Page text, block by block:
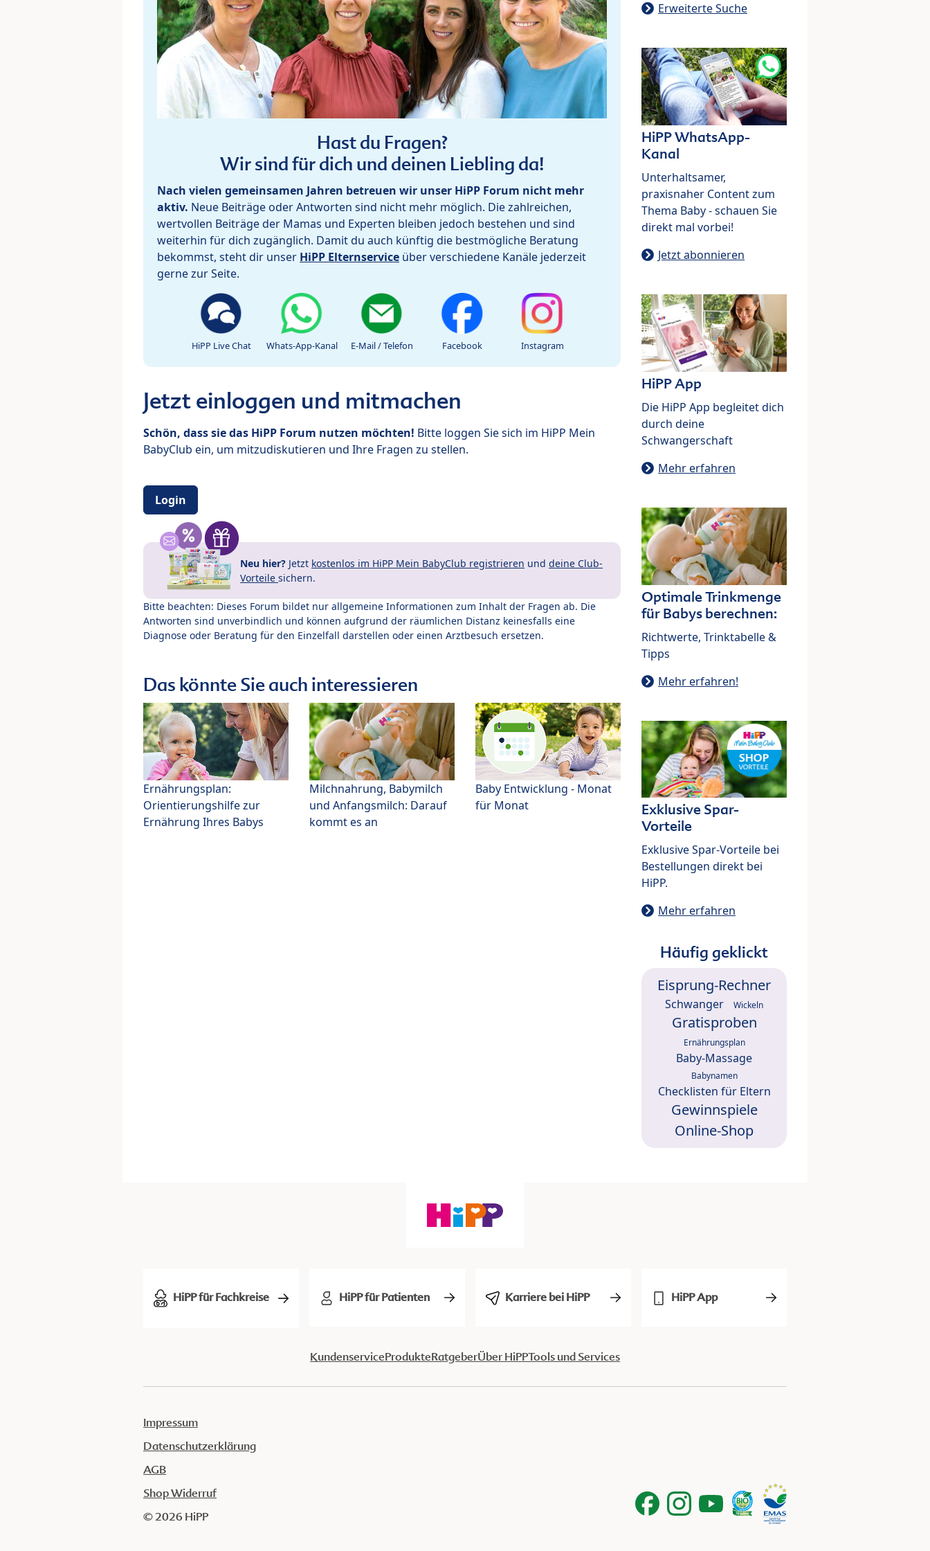
Hast du Fragen?
Wir sind für dich und deinen Liebling da!
Nach vielen gemeinsamen Jahren betreuen wir unser HiPP Forum nicht mehr
aktiv. Neue Beiträge oder Antworten sind nicht mehr möglich. Die zahlreichen,
wertvollen Beiträge der Mamas und Experten bleiben jedoch bestehen und sind
weiterhin für dich zugänglich. Damit du auch künftig die bestmögliche Beratung
bekommst, steht dir unser HiPP Elternservice über verschiedene Kanäle jederzeit
gerne zur Seite.
HiPP Live Chat Whats-App-Kanal E-Mail / Telefon Facebook Instagram
Jetzt einloggen und mitmachen
Schön, dass sie das HiPP Forum nutzen möchten! Bitte loggen Sie sich im HiPP Mein
BabyClub ein, um mitzudiskutieren und Ihre Fragen zu stellen.
Login
Neu hier? Jetzt kostenlos im HiPP Mein BabyClub registrieren und deine Club-
Vorteile sichern.
Bitte beachten: Dieses Forum bildet nur allgemeine Informationen zum Inhalt der Fragen ab. Die
Antworten sind unverbindlich und können aufgrund der räumlichen Distanz keinesfalls eine
Diagnose oder Beratung für den Einzelfall darstellen oder einen Arztbesuch ersetzen.
Das könnte Sie auch interessieren
Ernährungsplan:
Orientierungshilfe zur
Ernährung Ihres Babys
Milchnahrung, Babymilch
und Anfangsmilch: Darauf
kommt es an
Baby Entwicklung - Monat
für Monat
Erweiterte Suche
HiPP WhatsApp-
Kanal
Unterhaltsamer,
praxisnaher Content zum
Thema Baby - schauen Sie
direkt mal vorbei!
Jetzt abonnieren
HiPP App
Die HiPP App begleitet dich
durch deine
Schwangerschaft
Mehr erfahren
Optimale Trinkmenge
für Babys berechnen:
Richtwerte, Trinktabelle &
Tipps
Mehr erfahren!
Exklusive Spar-
Vorteile
Exklusive Spar-Vorteile bei
Bestellungen direkt bei
HiPP.
Mehr erfahren
Häufig geklickt
Eisprung-Rechner
Schwanger Wickeln
Gratisproben
Ernährungsplan
Baby-Massage
Babynamen
Checklisten für Eltern
Gewinnspiele
Online-Shop
HiPP für Fachkreise HiPP für Patienten Karriere bei HiPP HiPP App
KundenserviceProdukteRatgeberÜber HiPPTools und Services
Impressum
Datenschutzerklärung
AGB
Shop Widerruf
© 2026 HiPP